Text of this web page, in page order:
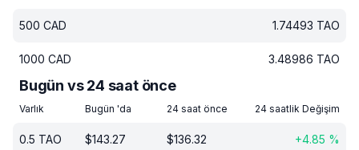
500 CAD 1.74493 TAO
1000 CAD 3.48986 TAO
Bugün vs 24 saat önce
Varlık Bugün 'da 24 saat önce 24 saatlik Değişim
0.5 TAO $143.27 $136.32 +4.85 %